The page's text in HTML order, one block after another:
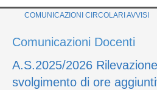
COMUNICAZIONI CIRCOLARI AVVISI
Comunicazioni Docenti
A.S.2025/2026
svolgimento di ore